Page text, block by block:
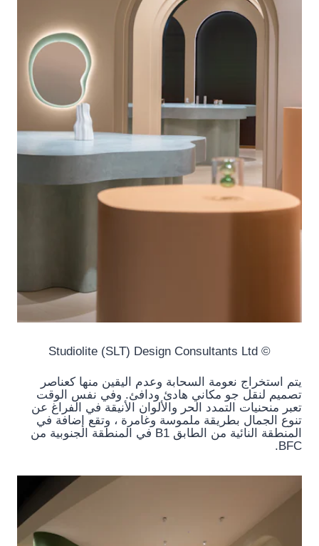
© Studiolite (SLT) Design Consultants Ltd
يتم استخراج نعومة السحابة وعدم اليقين منها كعناصر
تصميم لنقل جو مكاني هادئ ودافئ. وفي نفس الوقت
تعبر منحنيات التمدد الحر والألوان الأنيقة في الفراغ عن
تنوع الجمال بطريقة ملموسة وغامرة ، وتقع إضافة في
المنطقة النائية من الطابق B1 في المنطقة الجنوبية من
BFC.